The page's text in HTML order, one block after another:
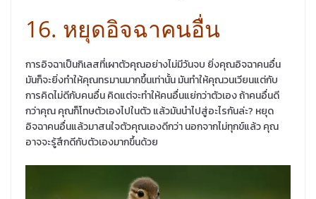
16. หยุดอิจฉาคนอื่น
การอิจฉาเป็นกิเลสที่เผาตัวคุณอย่างไม่มีวันจบ ยิ่งคุณอิจฉาคนอื่น
มันก็จะยิ่งทำให้คุณทรมานมากขึ้นเท่านั้น มันทำให้คุณวนเวียนแต่กับ
การคิดไม่ดีกับคนอื่น คิดแต่จะทำให้คนอื่นแย่กว่าตัวเอง ถ้าคนอื่นดี
กว่าคุณ คุณก็โทษตัวเองไปในตัว แล้วมันนำไปสู่อะไรกันล่ะ? หยุด
อิจฉาคนอื่นแล้วมาสนใจตัวคุณเองดีกว่า นอกจากไม่ทุกข์แล้ว คุณ
อาจจะรู้สึกดีกับตัวเองมากขึ้นด้วย